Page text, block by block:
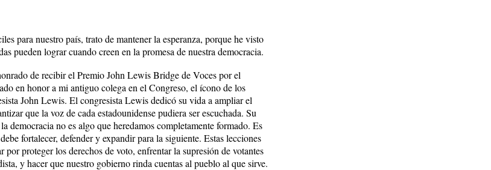
para nuestro país, trato de mantener la esperanza, porque he visto
pueden lograr cuando creen en la promesa de nuestra democracia.
de recibir el Premio John Lewis Bridge de Voces por el
en honor a mi antiguo colega en el Congreso, el ícono de los
John Lewis. El congresista Lewis dedicó su vida a ampliar el
que la voz de cada estadounidense pudiera ser escuchada. Su
democracia no es algo que heredamos completamente formado. Es
fortalecer, defender y expandir para la siguiente. Estas lecciones
por proteger los derechos de voto, enfrentar la supresión de votantes
y hacer que nuestro gobierno rinda cuentas al pueblo al que sirve.